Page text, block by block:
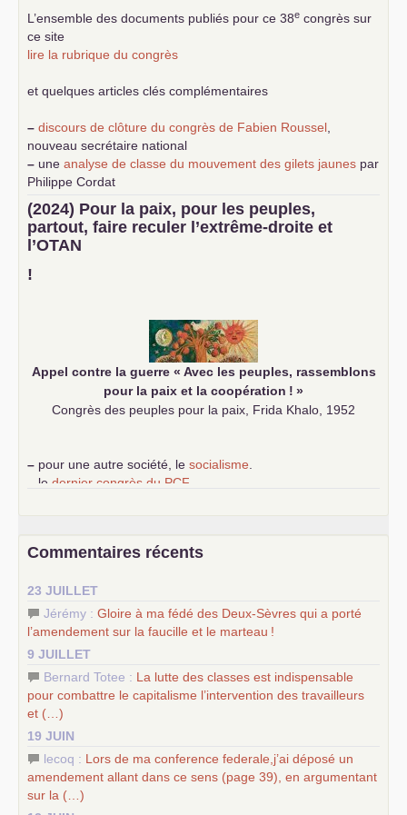
L’ensemble des documents publiés pour ce 38e congrès sur
ce site
lire la rubrique du congrès
et quelques articles clés complémentaires
– discours de clôture du congrès de Fabien Roussel
nouveau secrétaire national
– une analyse de classe du mouvement des gilets jaunes par
Philippe Cordat
–
un texte de Jean-Claude Delaunay
le marxisme est la
science sociale de notre temps
–un appel proposé aux partis communistes et ouvrier
d’Europe
–
(2024) Pour la paix, pour les peuples,
partout, faire reculer l’extrême-droite et
l’OTAN
!
Appel contre la guerre « Avec les peuples, rassemblons
pour la paix et la coopération ! »
Congrès des peuples pour la paix, Frida Khalo, 1952
– pour une autre société, le socialisme
le dernier congrès du PCF
science sociale de notre temps
d’Europe
–lescinq chantiers pour contribuer au débat sur le projet
communiste
Commentaires récents
23 JUILLET
Jérémy : Gloire à ma fédé des Deux-Sèvres qui a porté
l’amendement sur la faucille et le marteau !
9 JUILLET
Bernard Totee : La lutte des classes est indispensable
pour combattre le capitalisme l’intervention des travailleurs
et (…)
19 JUIN
lecoq : Lors de ma conference federale,j’ai déposé un
amendement allant dans ce sens (page 39), en argumentant
sur la (…)